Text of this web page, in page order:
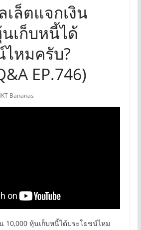
ล็ตแจกเงิน
เก็บหนี้ได้
หมครับ?
EP.746)
Bananas
10,000 หุ้นเก็บหนี้ได้ประโยชน์ไหม